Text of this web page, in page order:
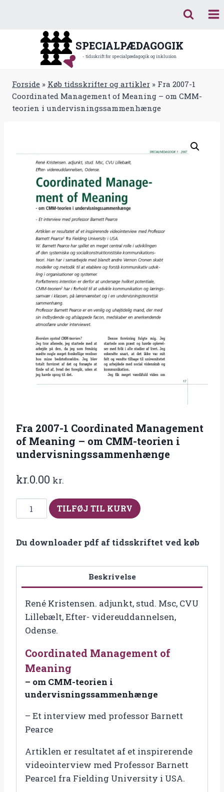
SPECIALPÆDAGOGIK
- tidsskrift for specialpædagogik og inklusion
Forside » Køb tidsskrifter og artikler » Fra 2007-1
Coordinated Management of Meaning – om CMM-
teorien i undervisningssammenhænge
Fra 2007-1 Coordinated Management
of Meaning – om CMM-teorien i
undervisningssammenhænge
kr.0.00 kr.
2007-
Coordinated
Meaning
om
CMM-
undervisningssammenhænge
antal
TILFØJ TIL KURV
Du downloader pdf af tidsskriftet ved køb
Beskrivelse
René Kristensen. adjunkt, stud. Msc, CVU
Lillebælt, Efter- videreuddannelsen,
Odense.
Coordinated Management of
Meaning
– om CMM-teorien i
undervisningssammenhænge
– Et interview med professor Barnett
Pearce
Artiklen er resultatet af et inspirerende
videointerview med Professor Barnett
Pearce1 fra Fielding University i USA.